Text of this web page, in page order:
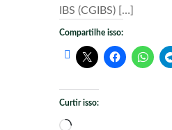
IBS (CGIBS) […]
Compartilhe isso:
Curtir isso:
Carregando...